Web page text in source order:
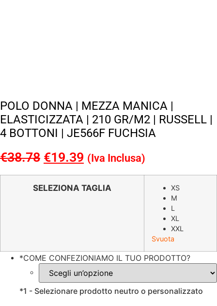
POLO DONNA | MEZZA MANICA |
ELASTICIZZATA | 210 GR/M2 | RUSSELL |
4 BOTTONI | JE566F FUCHSIA
€38.78 Il
prezzo
originale
€19.39 Il
prezzo
attuale
(Iva Inclusa)
SELEZIONA TAGLIA
XS
M
L
XL
XXL
Svuota
*COME CONFEZIONIAMO IL TUO PRODOTTO?
*1 - Selezionare prodotto neutro o personalizzato